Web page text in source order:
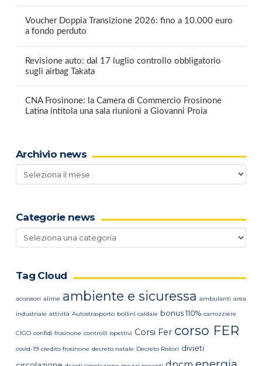
Voucher Doppia Transizione 2026: fino a 10.000 euro
a fondo perduto
Revisione auto: dal 17 luglio controllo obbligatorio
sugli airbag Takata
CNA Frosinone: la Camera di Commercio Frosinone
Latina intitola una sala riunioni a Giovanni Proia
Archivio news
Archivio
news
Categorie news
Categorie
news
Tag Cloud
accessori alime ambiente e sicuressa ambulanti area
industriale attività Autostrasporto bollini caldaie bonus 110% carrozziere
CIGO confidi frosinone controlli ispettivi Corsi Fer corso FER
covid-19 credito frosinone decreto natale Decreto Ristori divieti